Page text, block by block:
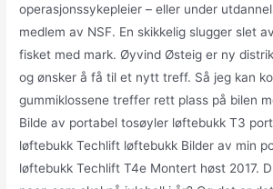
operasjonssykepleier – eller under
medlem av NSF. En skikkelig slugger slet
fisket med mark. Øyvind Østeig er ny
og ønsker å få til et nytt treff. Så jeg kan
gummiklossene treffer rett plass på bilen
Bilde av portabel tosøyler løftebukk T3
løftebukk Techlift løftebukk Bilder av min
løftebukk Techlift T4e Montert høst 2017.